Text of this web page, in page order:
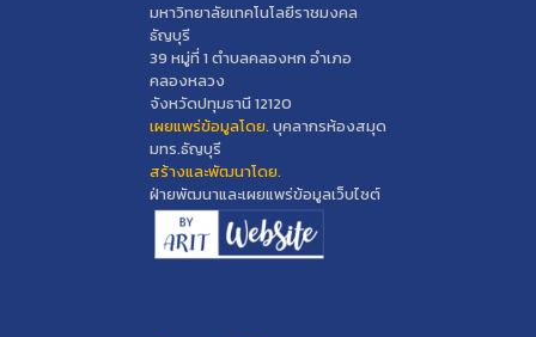
มหาวิทยาลัยเทคโนโลยีราชมงคล
ธัญบุรี
39 หมู่ที่ 1 ตำบลคลองหก อำเภอ
คลองหลวง
จังหวัดปทุมธานี 12120
เผยแพร่ข้อมูลโดย.บุคลากรห้องสมุด
มทร.ธัญบุรี
สร้างและพัฒนาโดย.
ฝ่ายพัฒนาและเผยแพร่ข้อมูลเว็บไซต์